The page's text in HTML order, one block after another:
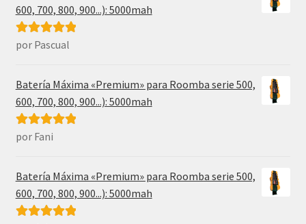
600, 700, 800, 900...): 5000mah
Valorado con
por Pascual
Batería Máxima «Premium» para Roomba serie 500,
600, 700, 800, 900...): 5000mah
Valorado con
por Fani
Batería Máxima «Premium» para Roomba serie 500,
600, 700, 800, 900...): 5000mah